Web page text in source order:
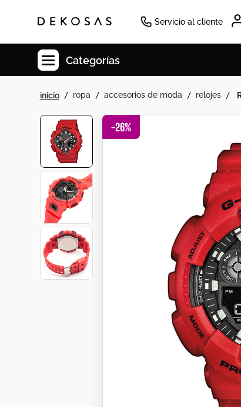
Servicio al cliente
Categorías
ropa accesorios de moda relojes
-26%
Cuadros
Lamparas
Sillas
Duvet
Botas
Dko